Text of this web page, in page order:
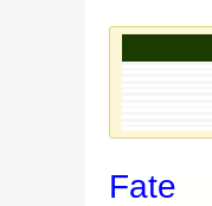
Fate